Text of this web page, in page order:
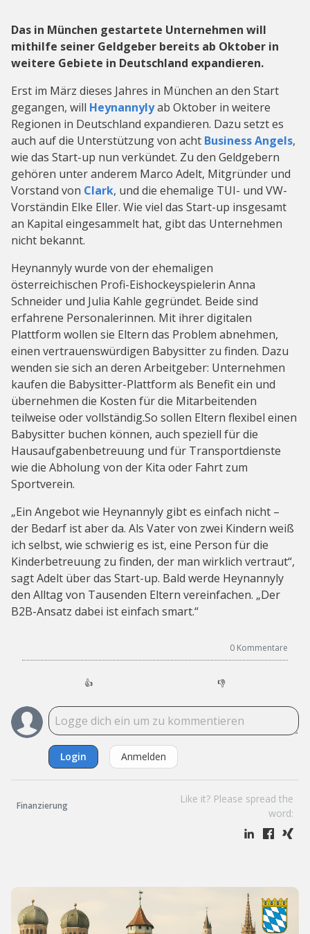
Das in München gestartete Unternehmen will
mithilfe seiner Geldgeber bereits ab Oktober in
weitere Gebiete in Deutschland expandieren.
Erst im März dieses Jahres in München an den Start
gegangen, will Heynannylyab Oktober in weitere
Regionen in Deutschland expandieren. Dazu setzt es
auch auf die Unterstützung von acht Business Angels,
wie das Start-up nun verkündet. Zu den Geldgebern
gehören unter anderem Marco Adelt, Mitgründer und
Vorstand von Clark, und die ehemalige TUI- und VW-
Vorständin Elke Eller. Wie viel das Start-up insgesamt
an Kapital eingesammelt hat, gibt das Unternehmen
nicht bekannt.
Heynannyly wurde von der ehemaligen
österreichischen Profi-Eishockeyspielerin Anna
Schneider und Julia Kahle gegründet. Beide sind
erfahrene Personalerinnen. Mit ihrer digitalen
Plattform wollen sie Eltern das Problem abnehmen,
einen vertrauenswürdigen Babysitter zu finden. Dazu
wenden sie sich an deren Arbeitgeber: Unternehmen
kaufen die Babysitter-Plattform als Benefit ein und
übernehmen die Kosten für die Mitarbeitenden
teilweise oder vollständig.So sollen Eltern flexibel einen
Babysitter buchen können, auch speziell für die
Hausaufgabenbetreuung und für Transportdienste
wie die Abholung von der Kita oder Fahrt zum
Sportverein.
„Ein Angebot wie Heynannyly gibt es einfach nicht –
der Bedarf ist aber da. Als Vater von zwei Kindern weiß
ich selbst, wie schwierig es ist, eine Person für die
Kinderbetreuung zu finden, der man wirklich vertraut“,
sagt Adelt über das Start-up. Bald werde Heynannyly
den Alltag von Tausenden Eltern vereinfachen. „Der
B2B-Ansatz dabei ist einfach smart.“
0 Kommentare
👍 👎
Login Anmelden
Finanzierung
Like it? Please spread the
word: